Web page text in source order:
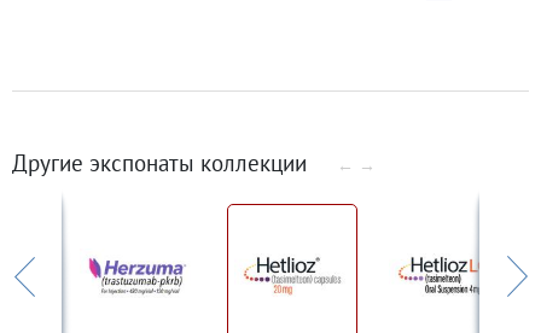
Другие экспонаты коллекции ← →